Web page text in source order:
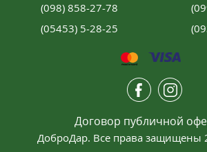
(098) 858-27-78
(05453) 5-28-25
Договор публичной
ДоброДар. Все права защищены